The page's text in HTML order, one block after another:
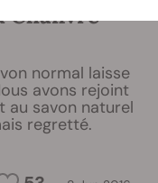
Chanvre
normal laisse
avons rejoint
au savon naturel
regretté.